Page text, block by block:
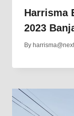
Harrisma
2023
By